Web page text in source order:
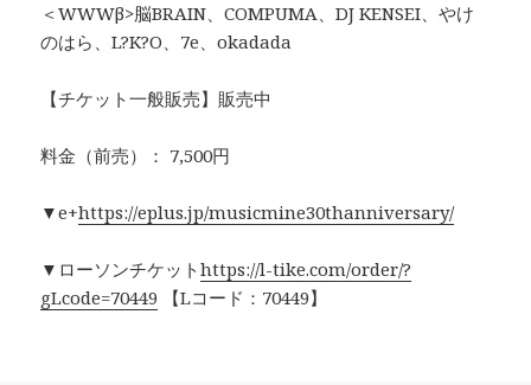
＜WWWβ>脳BRAIN、COMPUMA、DJ KENSEI、やけ
のはら、L?K?O、7e、okadada
【チケット一般販売】販売中
料金（前売）： 7,500円
▼e+https://eplus.jp/musicmine30thanniversary/
▼ローソンチケットhttps://l-tike.com/order/?
gLcode=70449 【Lコード：70449】